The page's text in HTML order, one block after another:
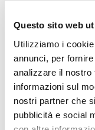
Questo sito web
Utilizziamo i
annunci, per
analizzare il nostro
informazioni sul
nostri partner che
pubblicità e social